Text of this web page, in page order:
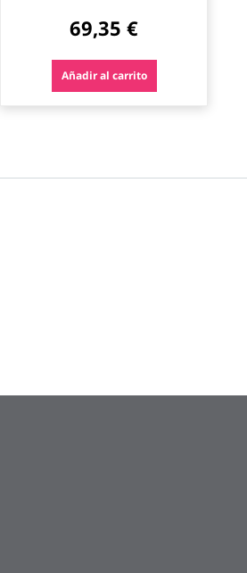
69,35 €
Añadir al carrito